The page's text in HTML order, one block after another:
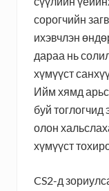
сорогчийн
ихэвчлэн
дараа нь
хүмүүст
Ийм хямд арьс
буй
олон
хүмүүст
CS2-д